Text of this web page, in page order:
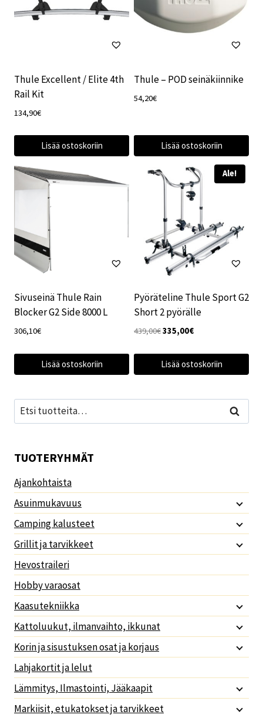
Thule Excellent / Elite 4th
Rail Kit
134,90€
Lisää ostoskoriin
Thule – POD seinäkiinnike
54,20€
Lisää ostoskoriin
Sivuseinä Thule Rain
Blocker G2 Side 8000 L
306,10€
Lisää ostoskoriin
Ale!
Pyöräteline Thule Sport G2
Short 2 pyörälle
439,00€Alkuperäinen
oli:
439,00€.
335,00€Nykyinen
on:
335,00€.
Lisää ostoskoriin
Etsi: Haku
TUOTERYHMÄT
Ajankohtaista
Asuinmukavuus
Camping kalusteet
Grillit ja tarvikkeet
Hevostraileri
Hobby varaosat
Kaasutekniikka
Kattoluukut, ilmanvaihto, ikkunat
Korin ja sisustuksen osat ja korjaus
Lahjakortit ja lelut
Lämmitys, Ilmastointi, Jääkaapit
Markiisit, etukatokset ja tarvikkeet